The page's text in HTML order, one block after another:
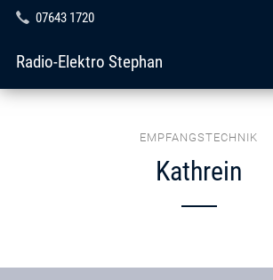
07643 1720
Radio-Elektro Stephan
EMPFANGSTECHNIK
Kathrein